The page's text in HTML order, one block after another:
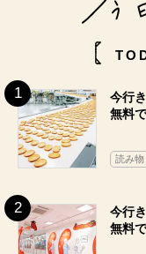
今行
無料
読み物
今行
無料